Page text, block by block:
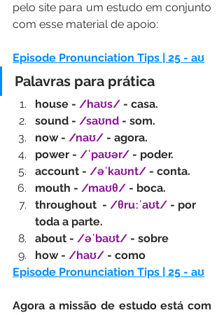
pelo site para um estudo em conjunto
com esse material de apoio:
Episode Pronunciation Tips | 25 - aʊ
Palavras para prática
house - /haʊs/ - casa.
sound - /saʊnd - som.
now - /naʊ/ - agora.
power - /ˈpaʊər/ - poder.
account - /əˈkaʊnt/ - conta.
mouth - /maʊθ/ - boca.
throughout  - /θruːˈaʊt/ - por
toda a parte.
about - /əˈbaʊt/ - sobre
how - /haʊ/ - como
Episode Pronunciation Tips | 25 - aʊ
Agora a missão de estudo está com